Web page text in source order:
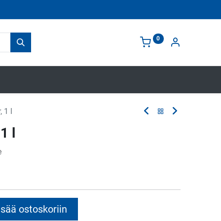
0
1 l
l
ostoskoriin